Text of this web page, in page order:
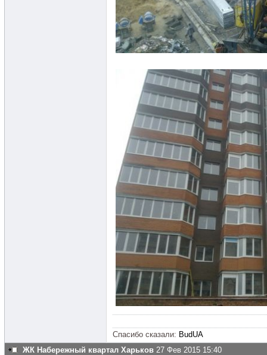
Спасибо сказали: BudUA
ЖК Набережный квартал Харьков 27 Фев 2015 15:40